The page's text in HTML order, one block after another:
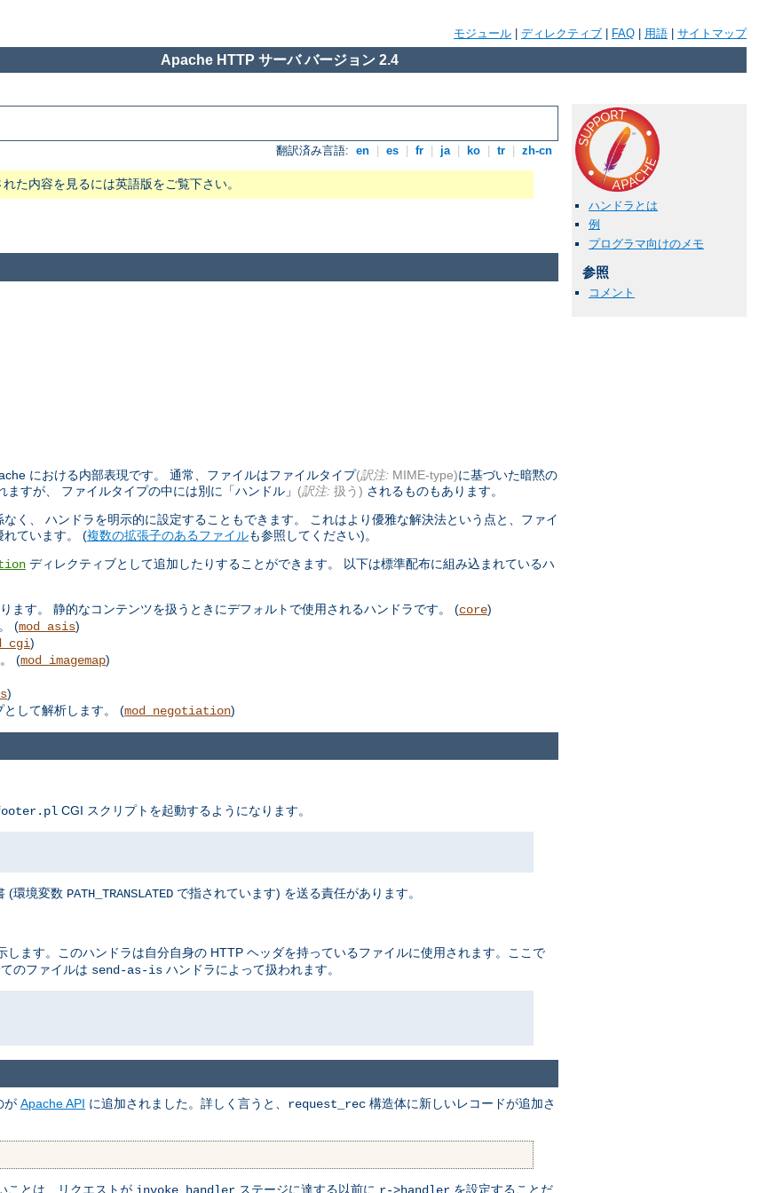
モジュール ディレクティブ FAQ 用語 サイトマップ
Apache HTTP サーバ バージョン 2.4
翻訳済み言語: en es fr ja ko tr zh-cn
た内容を見るには英語版をご覧下さい。
ハンドラとは
例
プログラマ向けのメモ
参照
コメント
における内部表現です。 通常、ファイルはファイルタイプ(訳注: MIME-type)に基づいた暗黙の
すが、 ファイルタイプの中には別に「ハンドル」 (訳注: 扱う) されるものもあります。
く、 ハンドラを明示的に設定することもできます。 これはより優雅な解決法という点と、ファイ
れています。 (複数の拡張子のあるファイルも参照してください)。
ディレクティブとして追加したりすることができます。 以下は標準配布に組み込まれているハ
ます。 静的なコンテンツを扱うときにデフォルトで使用されるハンドラです。 (core)
(mod_asis)
)
(mod_imagemap)
)
して解析します。 (mod_negotiation)
CGI スクリプトを起動するようになります。
(環境変数 PATH_TRANSLATED で指されています) を送る責任があります。
します。このハンドラは自分自身の HTTP ヘッダを持っているファイルに使用されます。ここで
のファイルは send-as-is ハンドラによって扱われます。
が Apache API に追加されました。詳しく言うと、 request_rec 構造体に新しいレコードが追加さ
ことは、リクエストが ステージに達する以前に を設定することだ